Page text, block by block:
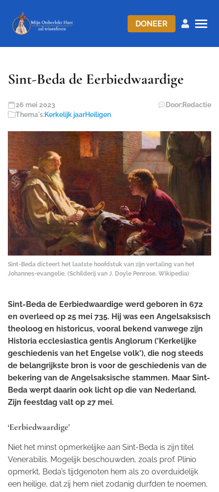
DONEER
Sint-Beda de Eerbiedwaardige
26 mei 2023 Door:Redactie
Thema's:Kerkelijk jaarHeiligen
Sint-Beda dicteert het laatste hoofdstuk van zijn vertaling van het
Johannes-evangelie. (Schilderij van J. Doyle Penrose, Wikipedia)
Sint-Beda de Eerbiedwaardige werd geboren in 672
en overleed op 25 mei 735. Hij was een Angelsaksisch
theoloog en historicus, vooral bekend vanwege zijn
Historia ecclesiastica gentis Anglorum ('Kerkelijke
geschiedenis van het Engelse volk'), die nog steeds
de belangrijkste bron is voor de geschiedenis van de
bekering van de Angelsaksische stammen. Maar Sint-
Beda werpt daarin ook licht op die van Nederland.
Zijn feestdag valt op 27 mei.
‘Eerbiedwaardige'
Niet het minst opmerkelijke aan Sint-Beda is zijn titel
Venerabilis. Mogelijk beschouwden, zoals prof. Plinio
opmerkt, Beda’s tijdgenoten hem als zo overduidelijk
een heilige, dat zij hem niet zodanig durfden te noemen,